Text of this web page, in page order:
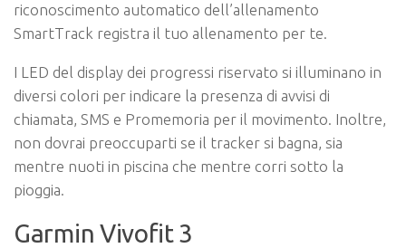
riconoscimento automatico dell’allenamento
SmartTrack registra il tuo allenamento per te.
I LED del display dei progressi riservato si illuminano in
diversi colori per indicare la presenza di avvisi di
chiamata, SMS e Promemoria per il movimento. Inoltre,
non dovrai preoccuparti se il tracker si bagna, sia
mentre nuoti in piscina che mentre corri sotto la
pioggia.
Garmin Vivofit 3